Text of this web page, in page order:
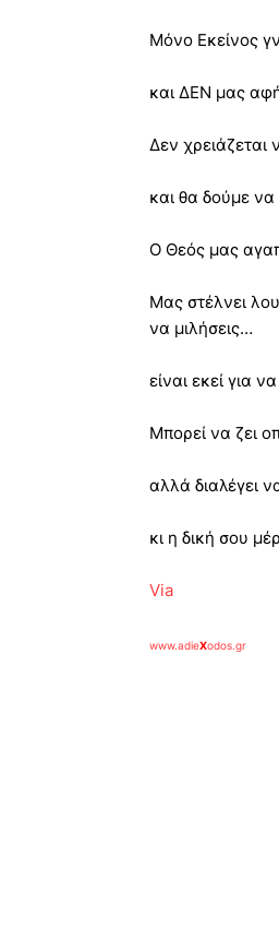
Μόνο Εκείνος
και ΔΕΝ μας
Δεν
και θα δούμε
Ο Θεός μας
Μας στέλνει
να μιλήσεις…
είναι εκεί για
Μπορεί να ζει
αλλά διαλέγει
κι η δική σου
Via
www.adieXodos.gr